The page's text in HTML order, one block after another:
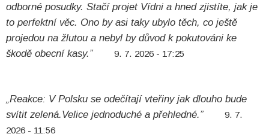
odborné posudky. Stačí projet Vídni a hned zjistíte, jak je
to perfektní věc. Ono by asi taky ubylo těch, co ještě
projedou na žlutou a nebyl by důvod k pokutováni ke
škodě obecní kasy.”
9. 7. 2026 - 17:25
„Reakce: V Polsku se odečítají vteřiny jak dlouho bude
svítit zelená.Velice jednoduché a přehledné.”
9. 7.
2026 - 11:56